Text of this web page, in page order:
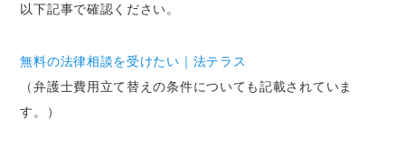
以下記事で確認ください。
無料の法律相談を受けたい｜法テラス
（弁護士費用立て替えの条件についても記載されていま
す。）